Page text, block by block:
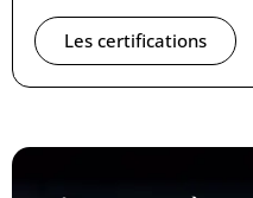
Les certifications